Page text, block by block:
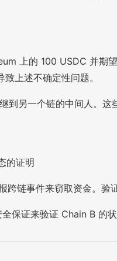
上的 100 USDC 并
上述不确定性问题。
到另一个链的中间人。这
的证明
链事件来窃取资金。验
保证来验证 Chain B 的